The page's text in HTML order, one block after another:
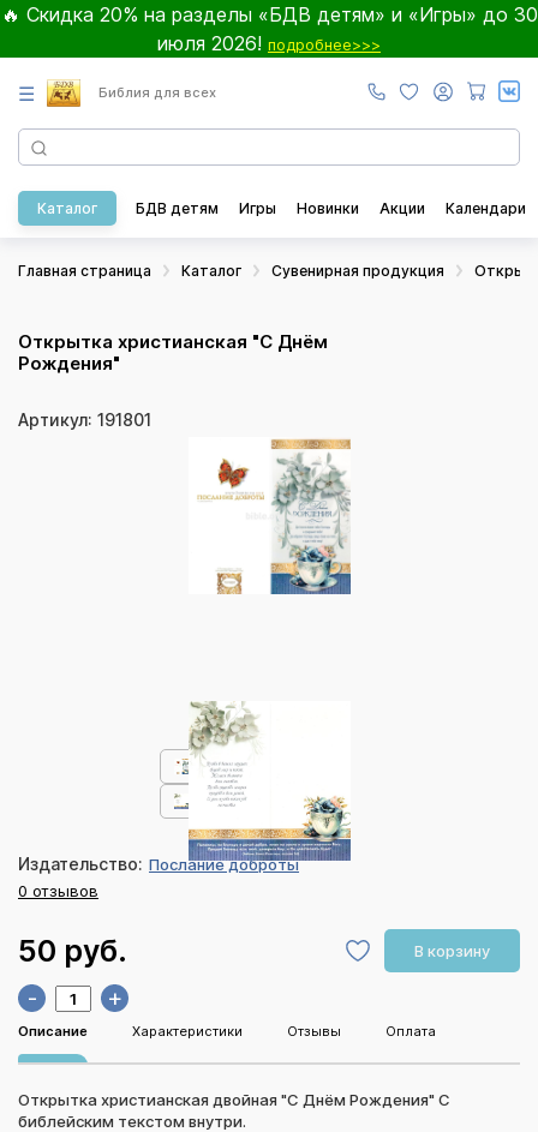
🔥 Скидка 20% на разделы «БДВ детям» и «Игры» до 30
июля 2026! подробнее>>>
☰ Библия для всех
Каталог БДВ детям Игры Новинки Акции Календари
Главная страница Каталог Сувенирная продукция
Открытка христианская "С Днём
Рождения"
Артикул: 191801
Издательство: Послание доброты
0 отзывов
50 руб. В корзину
- +
Описание Характеристики Отзывы Оплата
Открытка христианская двойная "С Днём Рождения" С
библейским текстом внутри.